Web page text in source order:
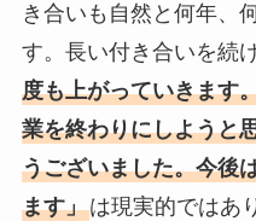
き合いも自然と何年、
す。長い付き合いを続
度も上がっていきます
業を終わりにしようと
うございました。今後
ます」は現実的ではあ